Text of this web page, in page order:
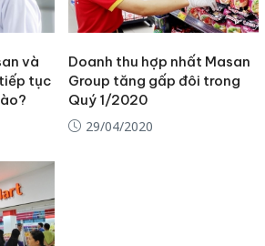
và
tục
Doanh thu hợp nhất Masan
Group tăng gấp đôi trong
Quý 1/2020
29/04/2020